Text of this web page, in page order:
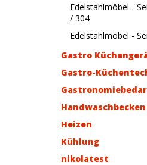
Edelstahlmöbel -
/ 304
Edelstahlmöbel -
Gastro
Gastro-
Handwaschbecken
Heizen
Kühlung
nikolatest